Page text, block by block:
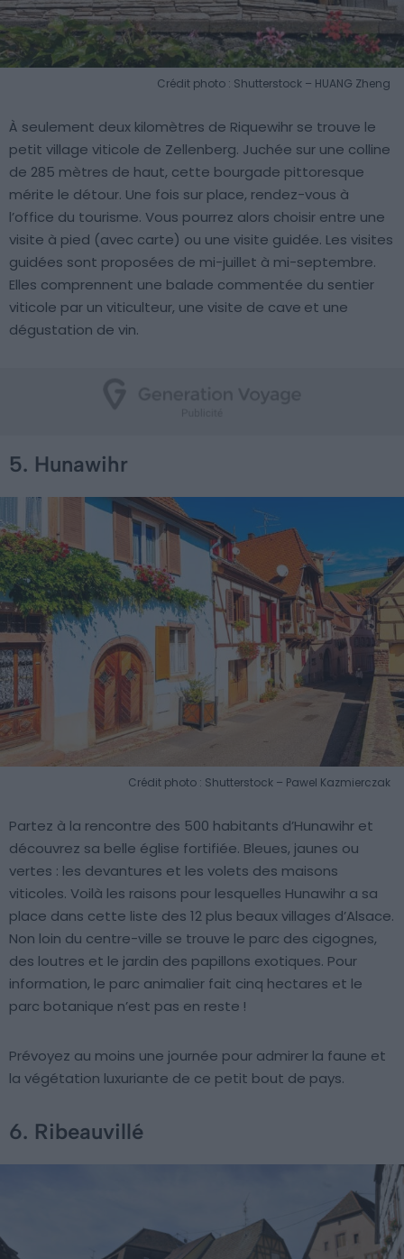
Crédit photo : Shutterstock – HUANG Zheng
À seulement deux kilomètres de Riquewihr se trouve le
petit village viticole de Zellenberg. Juchée sur une colline
de 285 mètres de haut, cette bourgade pittoresque
mérite le détour. Une fois sur place, rendez-vous à
l’office du tourisme. Vous pourrez alors choisir entre une
visite à pied (avec carte) ou une visite guidée. Les visites
guidées sont proposées de mi-juillet à mi-septembre.
Elles comprennent une balade commentée du sentier
viticole par un viticulteur, une visite de cave et une
dégustation de vin.
5. Hunawihr
Crédit photo : Shutterstock – Pawel Kazmierczak
Partez à la rencontre des 500 habitants d’Hunawihr et
découvrez sa belle église fortifiée. Bleues, jaunes ou
vertes : les devantures et les volets des maisons
viticoles. Voilà les raisons pour lesquelles Hunawihr a sa
place dans cette liste des 12 plus beaux villages d’Alsace.
Non loin du centre-ville se trouve le parc des cigognes,
des loutres et le jardin des papillons exotiques. Pour
information, le parc animalier fait cinq hectares et le
parc botanique n’est pas en reste !
Prévoyez au moins une journée pour admirer la faune et
la végétation luxuriante de ce petit bout de pays.
6. Ribeauvillé